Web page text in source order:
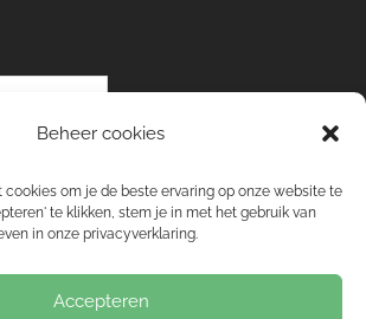
Beheer cookies
cookies om je de beste ervaring op onze website te
te klikken, stem je in met het gebruik van
in onze privacyverklaring.
Accepteren